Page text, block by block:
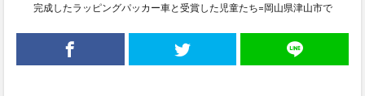
完成したラッピングパッカー車と受賞した児童たち=岡山県津山市で